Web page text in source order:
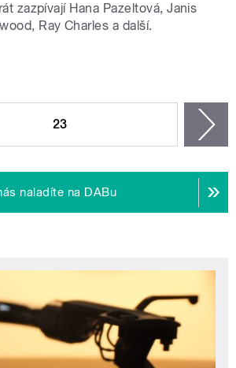
zazpívají Hana Pazeltová, Janis
Ray Charles a další.
23
naladíte na DABu